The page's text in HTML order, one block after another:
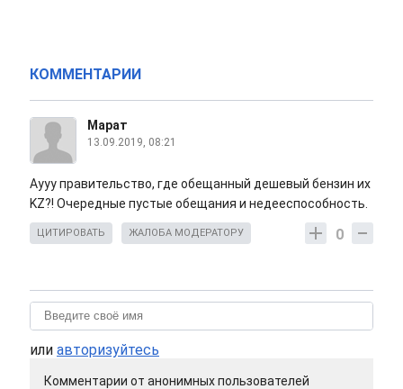
КОММЕНТАРИИ
Марат
13.09.2019, 08:21
Аууу правительство, где обещанный дешевый бензин их
KZ?! Очередные пустые обещания и недееспособность.
0
ЦИТИРОВАТЬ ЖАЛОБА МОДЕРАТОРУ
или авторизуйтесь
Комментарии от анонимных пользователей